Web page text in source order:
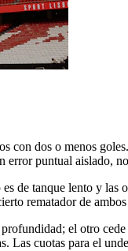
con dos o menos
error puntual aislado,
de tanque lento y las
rematador de
el otro
Las cuotas para el